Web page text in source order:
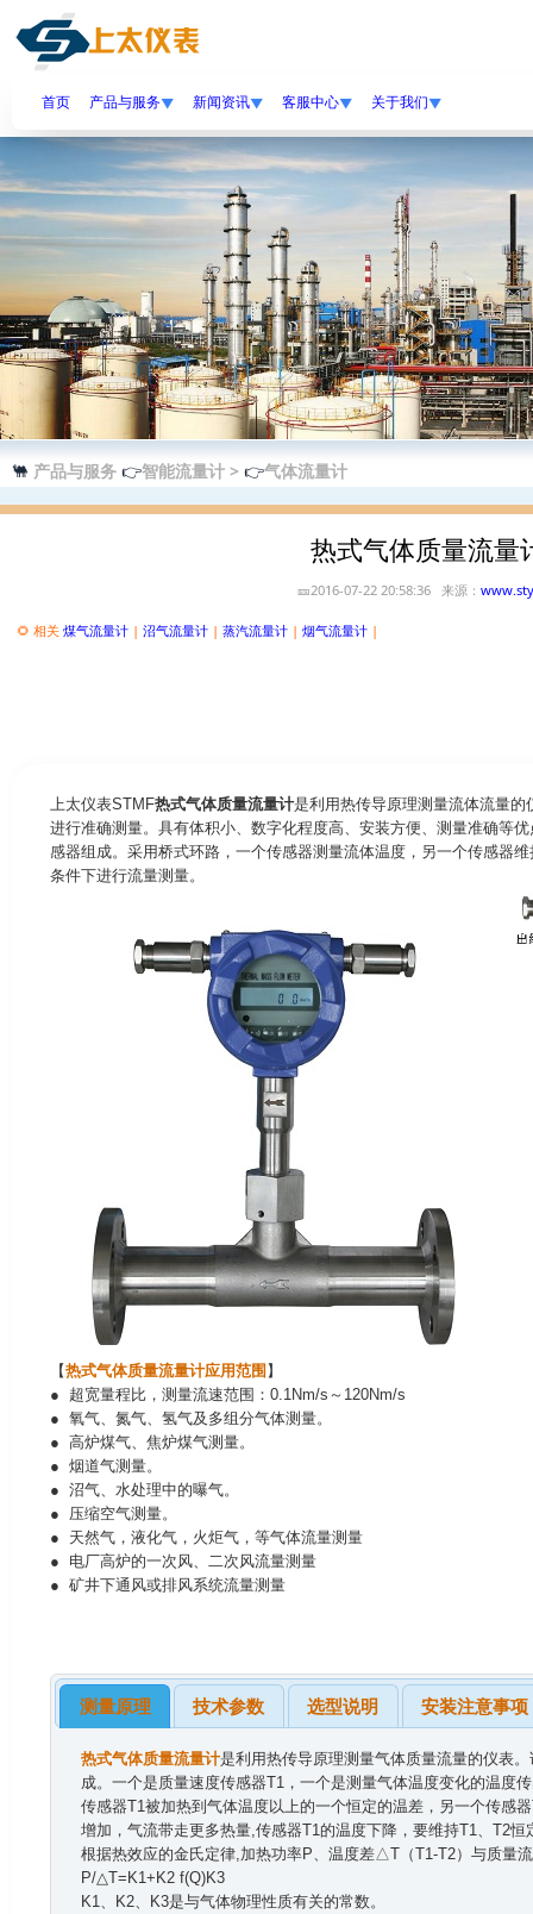
首页 产品与服务▼ 新闻资讯▼ 客服中心▼ 关于我们▼
//banner
🐫 产品与服务 👉智能流量计 > 👉气体流量计
热式气体质量流量
🎫2016-07-22 20:58:36 来源：
🌻 相关 煤气流量计 | 沼气流量计 | 蒸汽流量计 | 烟气流量计 |
上太仪表STMF热式气体质量流量计是利用热传导原理测量流体流量
进行准确测量。具有体积小、数字化程度高、安装方便、测量准确等
感器组成。采用桥式环路，一个传感器测量流体温度，另一个传感器
条件下进行流量测量。
【热式气体质量流量计应用范围 】
● 超宽量程比，测量流速范围：0.1Nm/s～120Nm/s
● 氧气、氮气、氢气及多组分气体测量。
● 高炉煤气、焦炉煤气测量。
● 烟道气测量。
● 沼气、水处理中的曝气。
● 压缩空气测量。
● 天然气，液化气，火炬气，等气体流量测量
● 电厂高炉的一次风、二次风流量测量
● 矿井下通风或排风系统流量测量
测量原理 技术参数 选型说明 安装注意事项
热式气体质量流量计是利用热传导原理测量气体质量流量的仪表
成。一个是质量速度传感器T1，一个是测量气体温度变化的温度
传感器T1被加热到气体温度以上的一个恒定的温差，另一个传感
增加，气流带走更多热量,传感器T1的温度下降，要维持T1、T2
根据热效应的金氏定律,加热功率P、温度差△T（T1-T2）与质量
P/△T=K1+K2 f(Q)K3
K1、K2、K3是与气体物理性质有关的常数。